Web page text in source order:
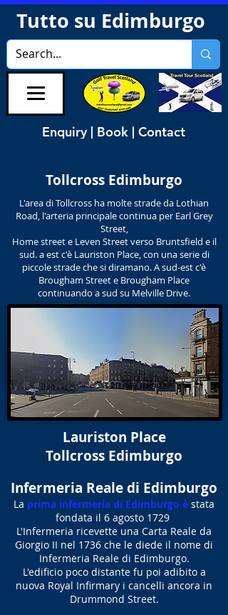
Tutto su Edimburgo
Enquiry | Book | Contact
Tollcross Edimburgo
L'area di Tollcross ha molte strade da Lothian
Road, l'arteria principale continua per Earl Grey
Street,
Home street e Leven Street verso Bruntsfield e il
sud. a est c'è Lauriston Place, con una serie di
piccole strade che si diramano. A sud-est c'è
Brougham Street e Brougham Place
continuando a sud su Melville Drive.
Lauriston Place
Tollcross Edimburgo
Infermeria Reale di Edimburgo
La prima infermeria di Edimburgo è stata
fondata il 6 agosto 1729
L'Infermeria ricevette una Carta Reale da
Giorgio II nel 1736 che le diede il nome di
Infermeria Reale di Edimburgo.
L'edificio poco distante fu poi adibito a
nuova Royal Infirmary i cancelli ancora in
Drummond Street.